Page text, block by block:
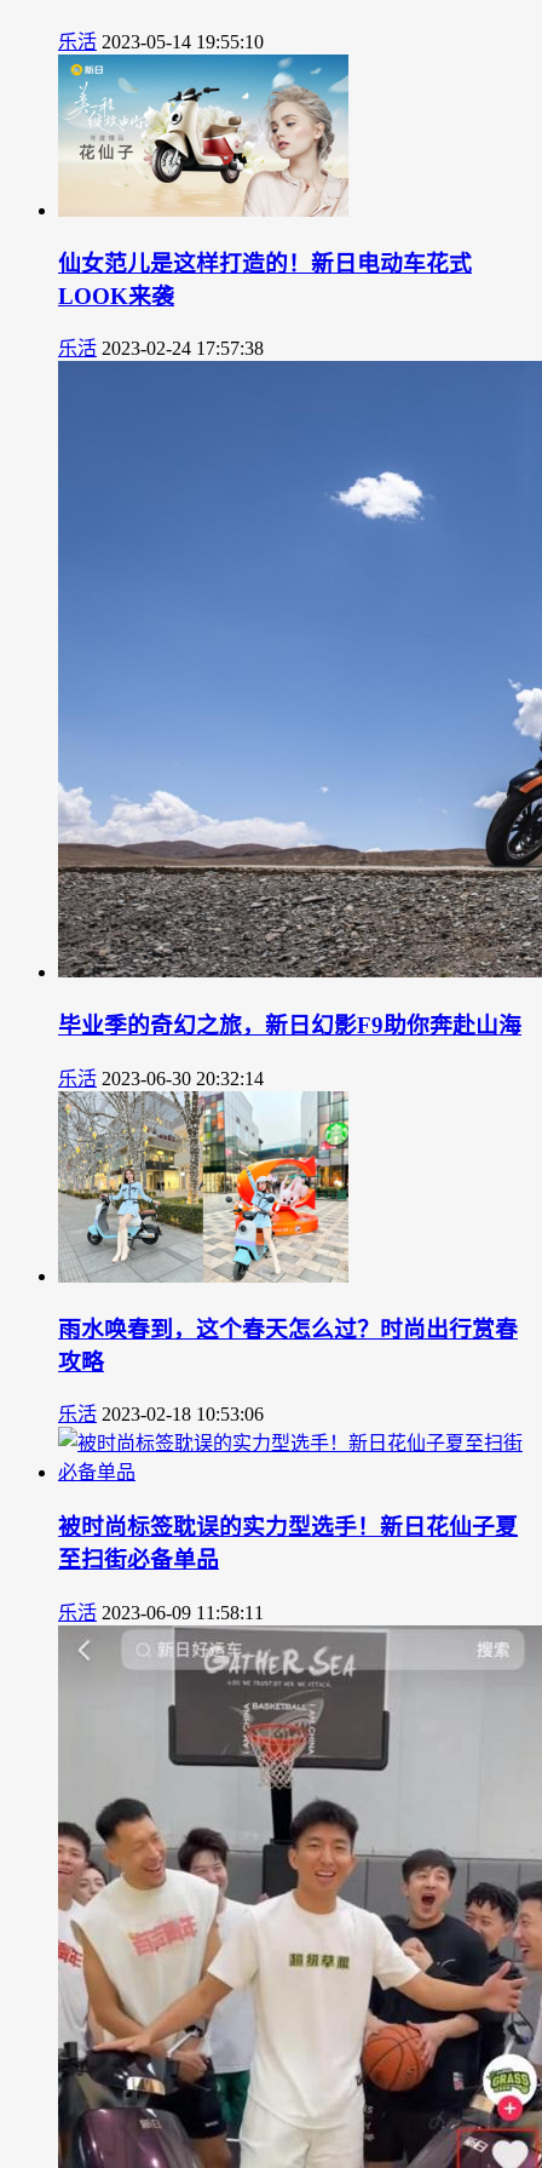
乐活 2023-05-14 19:55:10
仙女范儿是这样打造的！新日电动车花式
LOOK来袭
乐活 2023-02-24 17:57:38
毕业季的奇幻之旅，新日幻影F9助你奔赴山海
乐活 2023-06-30 20:32:14
雨水唤春到，这个春天怎么过？时尚出行赏春
攻略
乐活 2023-02-18 10:53:06
被时尚标签耽误的实力型选手！新日花仙子夏
至扫街必备单品
乐活 2023-06-09 11:58:11